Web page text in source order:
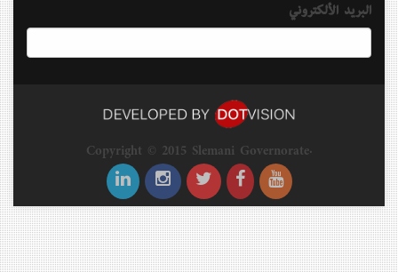
البريد الألكتروني
Copyright © 2015 Slemani Governorate.